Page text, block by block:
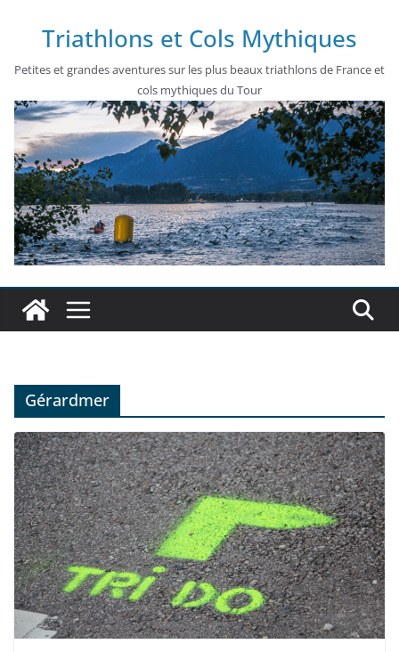
contenu
Triathlons et Cols Mythiques
Petites et grandes aventures sur les plus beaux triathlons de France et
cols mythiques du Tour
Gérardmer